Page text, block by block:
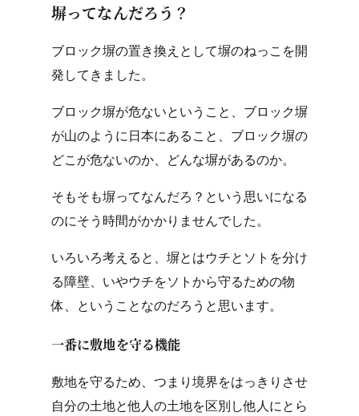
塀ってなんだろう？
ブロック塀の置き換えとして塀のねっこを開
発してきました。
ブロック塀が危ないということ、ブロック塀
が山のように日本にあること、ブロック塀の
どこが危ないのか、どんな塀があるのか。
そもそも塀ってなんだろ？という思いになる
のにそう時間がかかりませんでした。
いろいろ考えると、塀とはウチとソトを分け
る障壁、いやウチをソトから守るための物
体、ということなのだろうと思います。
一番に敷地を守る機能
敷地を守るため、つまり境界をはっきりさせ
自分の土地と他人の土地を区別し他人にとら